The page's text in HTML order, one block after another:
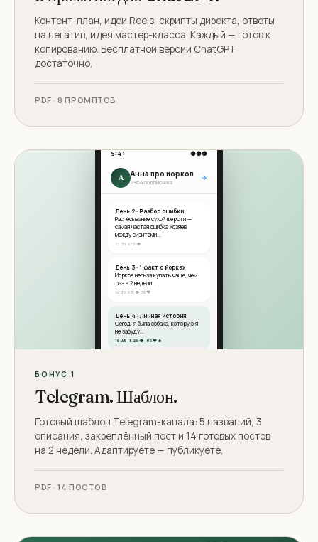
Контент-план, идеи Reels, скрипты директа, ответы
на негатив, идея мастер-класса. Каждый — готов к
копированию. Бесплатной версии ChatGPT
достаточно.
PDF · 8 ПРОМПТОВ
9:41 ●●●
А Анна про йорков
2 854 подписчика
→
День 2 · Разбор ошибки
Расчёсывание сухой шерсти —
самая частая ошибка хозяев
между визитами...
12:30 · 432 👁
День 3 · 1 факт о йорках
Йорков нельзя купать чаще, чем
раз в 2 недели...
14:20 · 615 👁 · 38 ❤️
День 4 · Личная история
Сегодня была собака, которую я
не забуду...
16:45 · 1.2k 👁 · 89 ❤️ 🔥
БОНУС 1
Telegram. Шаблон.
Готовый шаблон Telegram-канала: 5 названий, 3
описания, закреплённый пост и 14 готовых постов
на 2 недели. Адаптируете — публикуете.
PDF · 14 ПОСТОВ